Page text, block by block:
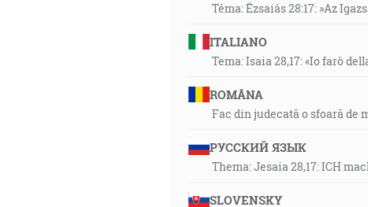
Téma: Ézsaiás 28:17: »Az
ITALIANO
Tema: Isaia 28,17: «Io farò
ROMÂNA
Fac din judecată o sfoară de
РУССКИЙ ЯЗЫК
Thema: Jesaia 28,17: ICH
SLOVENSKY